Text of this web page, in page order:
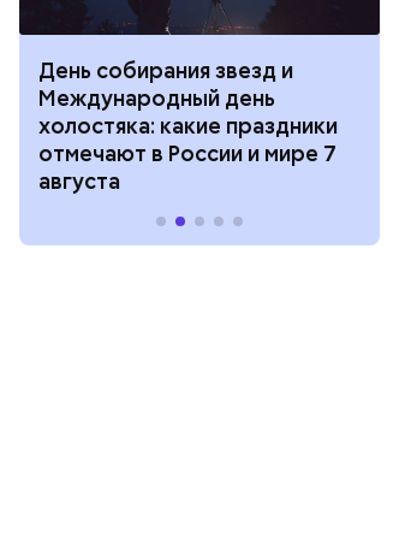
День собирания звезд и
Международный день
холостяка: какие праздники
отмечают в России и мире 7
августа